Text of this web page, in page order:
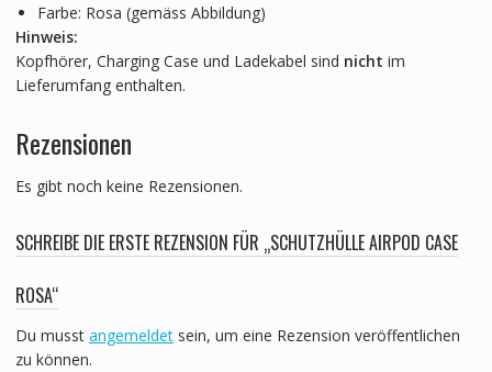
Farbe: Rosa (gemäss Abbildung)
Hinweis:
Kopfhörer, Charging Case und Ladekabel sind nicht im
Lieferumfang enthalten.
Rezensionen
Es gibt noch keine Rezensionen.
SCHREIBE DIE ERSTE REZENSION FÜR „SCHUTZHÜLLE AIRPOD CASE
ROSA“
Du musst angemeldetsein, um eine Rezension veröffentlichen
zu können.